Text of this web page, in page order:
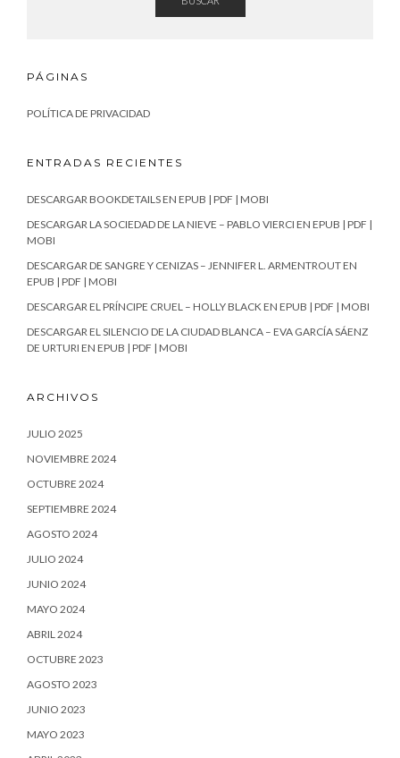
PÁGINAS
POLÍTICA DE PRIVACIDAD
ENTRADAS RECIENTES
DESCARGAR BOOKDETAILS EN EPUB | PDF | MOBI
DESCARGAR LA SOCIEDAD DE LA NIEVE – PABLO VIERCI EN EPUB | PDF |
MOBI
DESCARGAR DE SANGRE Y CENIZAS – JENNIFER L. ARMENTROUT EN
EPUB | PDF | MOBI
DESCARGAR EL PRÍNCIPE CRUEL – HOLLY BLACK EN EPUB | PDF | MOBI
DESCARGAR EL SILENCIO DE LA CIUDAD BLANCA – EVA GARCÍA SÁENZ
DE URTURI EN EPUB | PDF | MOBI
ARCHIVOS
JULIO 2025
NOVIEMBRE 2024
OCTUBRE 2024
SEPTIEMBRE 2024
AGOSTO 2024
JULIO 2024
JUNIO 2024
MAYO 2024
ABRIL 2024
OCTUBRE 2023
AGOSTO 2023
JUNIO 2023
MAYO 2023